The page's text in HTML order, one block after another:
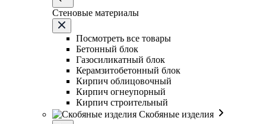
Стеновые материалы
Посмотреть все товары
Бетонный блок
Газосиликатный блок
Керамзитобетонный блок
Кирпич облицовочный
Кирпич огнеупорный
Кирпич строительный
Скобяные изделия